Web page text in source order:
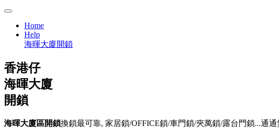
Home
Help
海暉大廈開鎖
香港仔
海暉大廈
開鎖
海暉大廈區開鎖換鎖最可靠, 家居鎖/OFFICE鎖/車門鎖/夾萬鎖/露台門鎖...通